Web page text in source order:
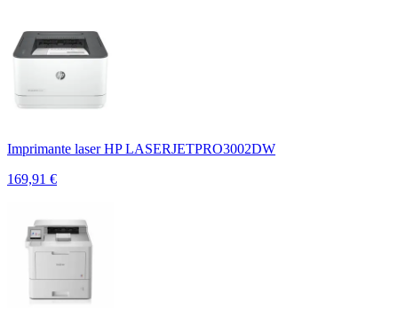
Imprimante laser HP LASERJETPRO3002DW
169,91 €